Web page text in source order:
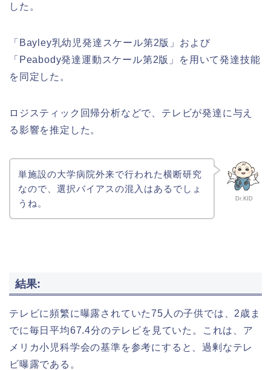
した。
「Bayley乳幼児発達スケール第2版」および
「Peabody発達運動スケール第2版」を用いて発達技能
を同定した。
ロジスティック回帰分析などで、テレビが発達に与え
る影響を推定した。
Dr.KID
単施設の大学病院外来で行われた横断研究
なので、選択バイアスの混入はあるでしょ
うね。
結果:
テレビに頻繁に曝露されていた75人の子供では、2歳ま
でに毎日平均67.4分のテレビを見ていた。これは、ア
メリカ小児科学会の基準を参考にすると、過剰なテレ
ビ曝露である。